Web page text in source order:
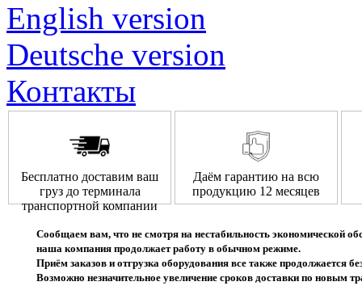
English version
Deutsche version
Контакты
Бесплатно доставим ваш
груз до терминала
транспортной компании
Даём гарантию на всю
продукцию 12 месяцев
Сообщаем вам, что не смотря на нестабильность экономической
наша компания продолжает работу в обычном режиме.
Приём заказов и отгрузка оборудования все также продолжается
Возможно незначительное увеличение сроков доставки по новым